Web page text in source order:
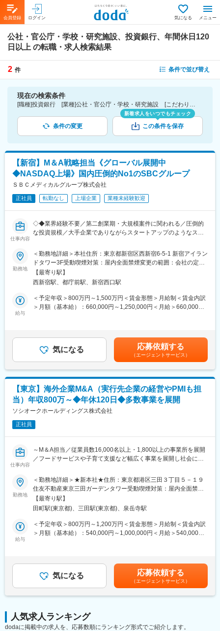
会員登録 ログイン 気になる メニュー
公社・官公庁・学校・研究施設、投資銀行、年間休日120
日以上 の転職・求人検索結果
2 件 条件で並び替え
現在の検索条件
[職種]投資銀行 [業種]公社・官公庁・学校・研究施設 [こだわり条件ピックアップ]年間休日120日以上 [詳細条件](休日・働き方)年間休日120日以上
条件の変更
新着求人をいつでもチェック
この条件を保存
【新宿】M＆A戦略担当《グローバル展開中
◆NASDAQ上場》国内圧倒的No1のSBCグループ
ＳＢＣメディカルグループ株式会社
正社員 転勤なし 上場企業 業種未経験歓迎
仕事内容
◇◆業界経験不要／第二創業期・大規模案件に関われる／圧倒的
な投資規模／大手企業でありながらスタートアップのようなスピ
弊社は国内の美容業界最大手として、国内外で積極的なM&Aを推
進し2024年には米国NASDAQ上場も達成。
現在は第二創業期として各国の美容医療市場の成長に着目し年間4
～5件（10億前後～過去100億の事例もあり）の案件をインハウス
で手掛けています。
◇業務内容：
・オリジネーション業務（業態、企業の調査）
・候補先のロング・ショートリストの作成
・意向表明書、デューデリジェンス、バリュエーション、最終契
約書交渉、クロージング対応等
・社外専門家(FA、弁護士、会計士等)との調整、社内関係部署と
の連携(法務、ファイナンス本部等)
・社内検討資料や社内稟議資料の作成
・PMI（統合方針 / 100日プランの策定、PMOとしての全体調整・
推進）
◇キャリアの魅力：
・条件交渉からクロージングまで自社内で完結するためM&Aの全
・実力・意欲を評価する風土（半年で役職昇格の事例あり）
・経験豊富な役員が直接業務をレクチャー https://www.sbc-
recruit.com/corporate/about-sbc/cxo/
経営者とのコミュニケーション力、開拓力、交渉力、企業経営に
析、資料作成などから）
皮膚科、審美歯科、レディースクリニック、血管外科、発毛育毛
治療、整形外科、近視クリニックなど、多岐にわたる診療科目を
扱っています。クリニック経営で培った人材採用・育成、マーケ
ティングのノウハウを活かした病院・クリニックのM＆Aおよび経
変更の範囲：会社の定める業務
勤務地
＜勤務地詳細＞本社住所：東京都新宿区西新宿6-5-1 新宿アイラン
ドタワー3F受動喫煙対策：屋内全面禁煙変更の範囲：会社の定め
る事業所
【最寄り駅】
西新宿駅、都庁前駅、新宿西口駅
給与
＜予定年収＞800万円～1,500万円＜賃金形態＞月給制＜賃金内訳
＞月額（基本給）：660,000円～1,250,000円＜月給＞660,000円
月）※業績による賃金はあくまでも目安の金額であり、選考を通じ
て上下する可能性があります。月給(月額)は固定手当を含めた表記
です。
気になる 応募依頼する
（エージェントサービス）
【東京】海外企業M&A（実行先企業の経営やPMIも担
当）年収800万～◆年休120日◆多数事業を展開
ソシオークホールディングス株式会社
正社員
仕事内容
～M＆A担当／従業員数16,000名以上・1,800以上の事業所を展開
／フードサービスや子育て支援など幅広く事業を展開し社会に貢
【募集背景】
これまでの継続的なM&Aの実行に伴い、成長を遂げてきた同社の
さらなる事業多角化・グローバル化にむけた、組織強化のため。
【業務内容】
クロスボーダーM&A実行にむけたソーシングを主業務にしつつ、
【ポジション魅力】
グループ連結で従業員数16,000名以上規模の同社にて、裁量の大
きい環境でM＆A業務に緒戦することが可能です。
園運営事業、送迎バス等の運行管理事業、ALT事業等のソーシャ
ルサービスを提供する企業グループです。各事業の需要が増加
勤務地
＜勤務地詳細＞★新本社★住所：東京都港区三田３丁目５－１９
住友不動産東京三田ガーデンタワー受動喫煙対策：屋内全面禁煙
変更の範囲：会社の定める事業所
【最寄り駅】
田町駅(東京都)、三田駅(東京都)、泉岳寺駅
給与
＜予定年収＞800万円～1,200万円＜賃金形態＞月給制＜賃金内訳
＞月額（基本給）：540,000円～1,000,000円＜月給＞540,000円
気になる 応募依頼する
（エージェントサービス）
人気求人ランキング
dodaに掲載中の求人を、応募数順にランキング形式でご紹介します。